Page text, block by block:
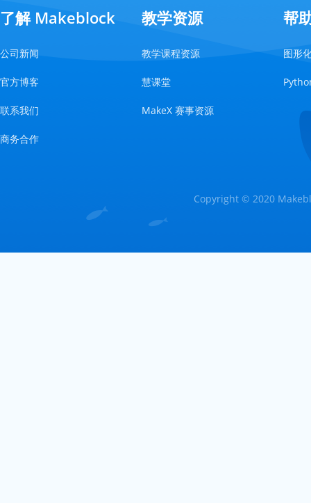
了解 Makeblock
公司新闻
官方博客
联系我们
商务合作
教学资源
教学课程资源
慧课堂
MakeX 赛事资源
帮
图形
Copyright © 2020